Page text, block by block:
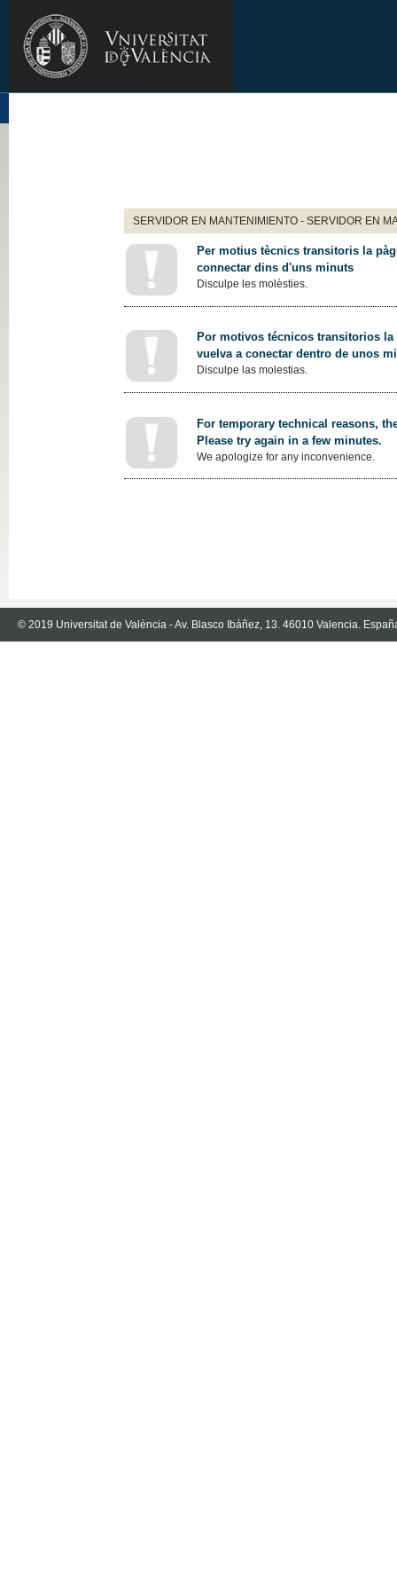
SERVIDOR EN MANTENIMIENTO - SERVIDOR EN
Per motius tècnics transitoris la
connectar dins d'uns minuts
Disculpe les molèsties.
Por motivos técnicos transitorios
vuelva a conectar dentro de unos
Disculpe las molestias.
For temporary technical reasons,
Please try again in a few minutes.
We apologize for any inconvenience.
© 2019 Universitat de València - Av. Blasco Ibáñez, 13. 46010 Valencia.